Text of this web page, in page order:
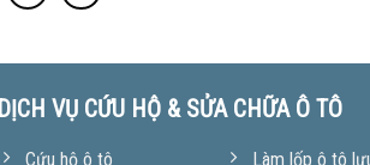
DỊCH VỤ CỨU HỘ & SỬA CHỮA Ô TÔ
Cứu hộ ô tô Làm lốp ô tô